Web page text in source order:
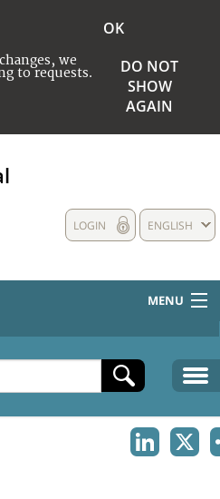
we
to requests.
OK
DO NOT
SHOW
AGAIN
ENGLISH
LOGIN
MENU